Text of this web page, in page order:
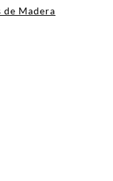
de Madera